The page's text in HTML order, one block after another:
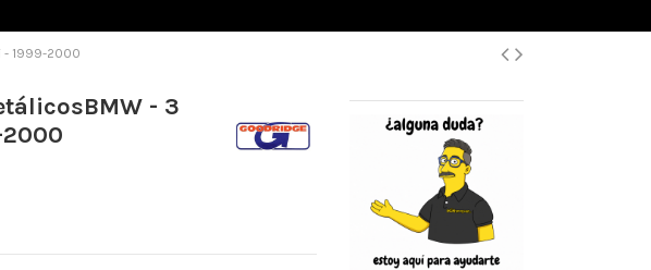
- 1999-2000
- 3
2000